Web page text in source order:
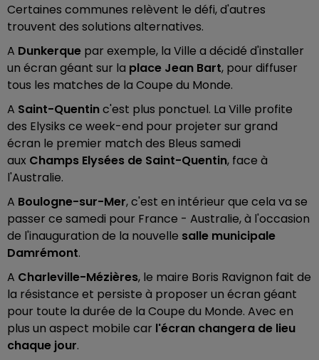
Certaines communes relèvent le défi, d'autres
trouvent des solutions alternatives.
A Dunkerque par exemple, la Ville a décidé d'installer
un écran géant sur la place Jean Bart, pour diffuser
tous les matches de la Coupe du Monde.
A Saint-Quentinc'est plus ponctuel. La Ville profite
des Elysiks ce week-end pour projeter sur grand
écran le premier match des Bleus samedi
aux Champs Elysées de Saint-Quentin, face à
l'Australie.
A Boulogne-sur-Mer, c'est en intérieur que cela va se
passer ce samedi pour France - Australie, à l'occasion
de l'inauguration de la nouvelle salle municipale
Damrémont.
A Charleville-Mézières, le maire Boris Ravignon fait de
la résistance et persiste à proposer un écran géant
pour toute la durée de la Coupe du Monde. Avec en
plus un aspect mobile car l'écran changera de lieu
chaque jour.